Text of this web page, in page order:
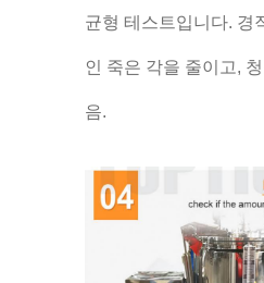
균형 테스트입니다. 경
인 죽은 각을 줄이고,
음.